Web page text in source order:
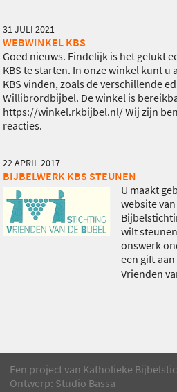
31 JULI 2021
WEBWINKEL KBS
Goed nieuws. Eindelijk is het gelukt
KBS te starten. In onze winkel kunt u
KBS vinden, zoals de verschillende
Willibrordbijbel. De winkel is
https://winkel.rkbijbel.nl/ Wij zijn
reacties.
22 APRIL 2017
BIJBELWERK KBS STEUNEN
U maakt
website
wilt
onswerk
een gift
Vrienden
Een project van Katholieke
Ontwerp: Studio Bassa